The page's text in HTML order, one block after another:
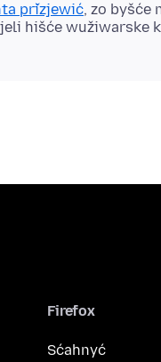
přizjewić, zo byšće
hišće wužiwarske
Firefox
Sćahnyć